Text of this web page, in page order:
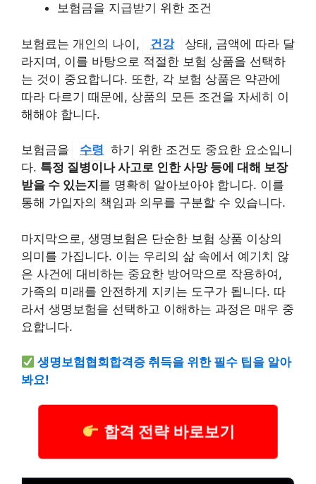
보험금을 지급받기 위한 조건
보험료는 개인의 나이, 건강
상태, 금액에 따라 달
라지며, 이를 바탕으로 적절한 보험 상품을 선택하
는 것이 중요합니다. 또한, 각 보험 상품은 약관에
따라 다르기 때문에, 상품의 모든 조건을 자세히 이
해해야 합니다.
보험금을 수령 하기 위한 조건도 중요한 요소입니
다. 특정 질병이나 사고로 인한 사망 등에 대해 보장
받을 수 있는지 를 명확히 알아보아야 합니다. 이를
통해 가입자의 책임과 의무를 구분할 수 있습니다.
마지막으로, 생명보험은 단순한 보험 상품 이상의
의미를 가집니다. 이는 우리의 삶 속에서 예기치 않
은 사건에 대비하는 중요한 방어막으로 작용하여,
가족의 미래를 안전하게 지키는 도구가 됩니다. 따
라서 생명보험을 선택하고 이해하는 과정은 매우 중
요합니다.
생명보험협회합격증 취득을 위한 필수 팁을 알아
봐요!
합격 전략 바로보기